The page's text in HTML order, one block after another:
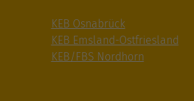
KEB Osnabrück
KEB Emsland-Ostfriesland
KEB/FBS Nordhorn